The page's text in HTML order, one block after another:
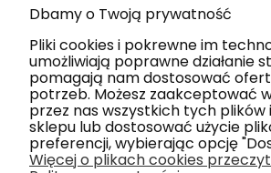
MOJE KONTO
PŁATNOŚĆ I
NEWSLETTER
Podaj swój e-mail, aby być na
oraz promocjami
Dbamy o Twoją prywatność
Pliki cookies i pokrewne im
umożliwiają poprawne działanie
pomagają nam dostosować
potrzeb. Możesz zaakceptować
przez nas wszystkich tych plików
sklepu lub dostosować użycie
preferencji, wybierając opcję
Więcej o plikach cookies